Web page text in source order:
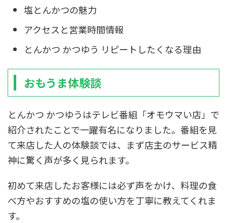
塩とんかつの魅力
アクセスと営業時間情報
とんかつ かつゆう リピートしたくなる理由
おもうま体験談
とんかつ かつゆうはテレビ番組「オモウマい店」で
紹介されたことで一躍有名になりました。番組を見
て来店した人の体験談では、まず店主のサービス精
神に驚く声が多く見られます。
初めて来店したお客様には必ず声をかけ、料理の食
べ方やおすすめの塩の使い方を丁寧に教えてくれま
す。